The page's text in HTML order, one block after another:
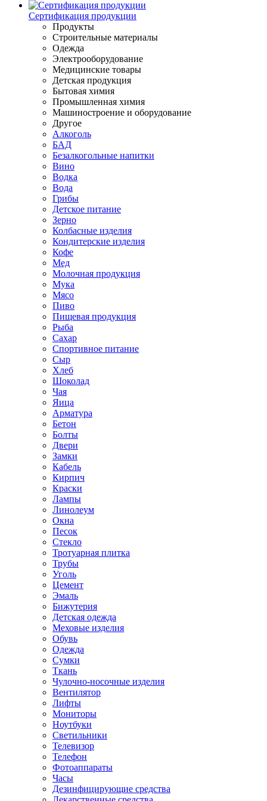
Сертификация продукции
Продукты
Строительные материалы
Одежда
Электрооборудование
Медицинские товары
Детская продукция
Бытовая химия
Промышленная химия
Машиностроение и оборудование
Другое
Алкоголь
БАД
Безалкогольные напитки
Вино
Водка
Вода
Грибы
Детское питание
Зерно
Колбасные изделия
Кондитерские изделия
Кофе
Мед
Молочная продукция
Мука
Мясо
Пиво
Пищевая продукция
Рыба
Сахар
Спортивное питание
Сыр
Хлеб
Шоколад
Чая
Яица
Арматура
Бетон
Болты
Двери
Замки
Кабель
Кирпич
Краски
Лампы
Линолеум
Окна
Песок
Стекло
Тротуарная плитка
Трубы
Уголь
Цемент
Эмаль
Бижутерия
Детская одежда
Меховые изделия
Обувь
Одежда
Сумки
Ткань
Чулочно-носочные изделия
Вентилятор
Лифты
Мониторы
Ноутбуки
Светильники
Телевизор
Телефон
Фотоаппараты
Часы
Дезинфицирующие средства